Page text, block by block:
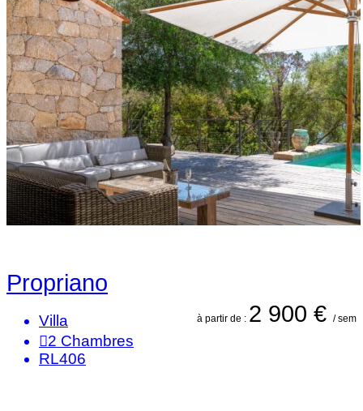
Propriano
à partir de : 2 900 € / sem
Villa
2 Chambres
RL406